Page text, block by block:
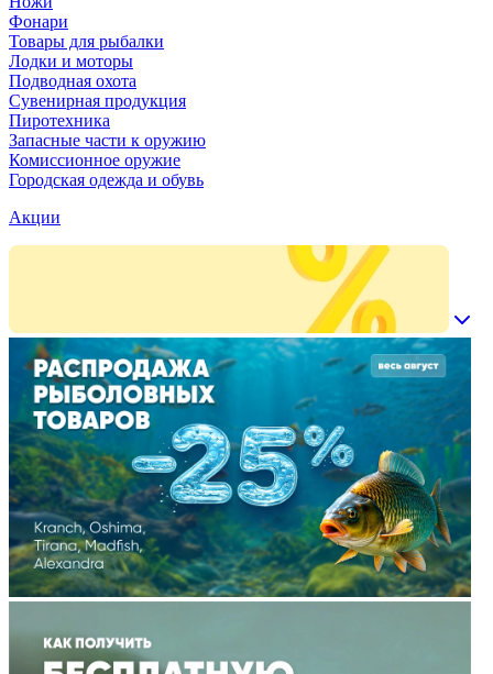
Фонари
Товары для рыбалки
Лодки и моторы
Подводная охота
Сувенирная продукция
Пиротехника
Запасные части к оружию
Комиссионное оружие
Городская одежда и обувь
Акции